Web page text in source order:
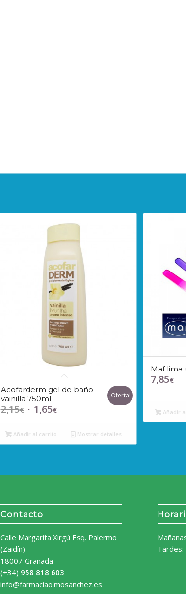
Acofarderm gel de baño
vainilla 750ml
2,15€ El
original
era:
1,65€El
actual
es:
¡Oferta!
Añadir al carrito Mostrar detalles
Maf lima
7,85€
Añadir
Contacto
Calle Margarita Xirgú Esq. Palermo
(Zaidín)
18007 Granada
(+34) 958 818 603
info@farmaciaolmosanchez.es
Tardes: